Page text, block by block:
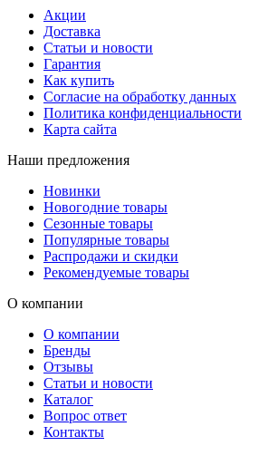
Акции
Доставка
Статьи и новости
Гарантия
Как купить
Согласие на обработку данных
Политика конфиденциальности
Карта сайта
Наши предложения
Новинки
Новогодние товары
Сезонные товары
Популярные товары
Распродажи и скидки
Рекомендуемые товары
О компании
О компании
Бренды
Отзывы
Статьи и новости
Каталог
Вопрос ответ
Контакты